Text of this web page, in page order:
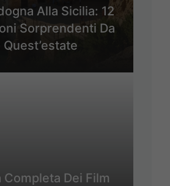
Alla Sicilia: 12
Sorprendenti Da
Completa Dei Film